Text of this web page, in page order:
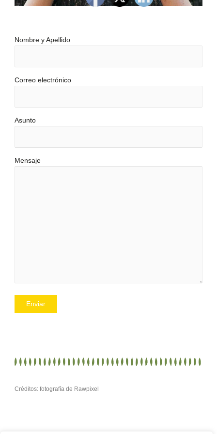
Nombre y Apellido
Correo electrónico
Asunto
Mensaje
Créditos: fotografía de Rawpixel